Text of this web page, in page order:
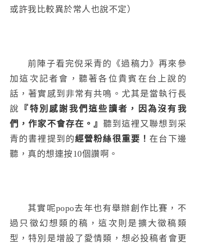
或許我比較異於常人也說不定）
前陣子看完倪采青的《過稿力》再來參
加這次記者會，聽著各位貴賓在台上說的
話，著實感到非常有共鳴。尤其是當執行長
說
『特別感謝我們這些讀者，因為沒有我
們，作家不會存在。』 聽到這裡又聯想到采
青的書裡提到的經營粉絲很重要！在台下邊
聽，真的想連按10個讚啊。
其實呢popo去年也有舉辦創作比賽，不
過只徵幻想類的稿，這次則是擴大徵稿類
型，特別是增設了愛情類，想必投稿者會更